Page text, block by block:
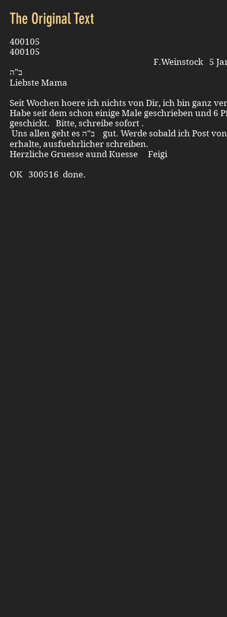
The Original Text
400105
F.Weinstock 5
Liebste Mama
Seit Wochen hoere ich nichts von Dir, ich bin ganz
Habe seit dem schon einige Male geschrieben und 6
geschickt. Bitte, schreibe sofort .
Uns allen geht es ב"ה gut. Werde sobald ich Post von Dir
erhalte, ausfuehrlicher schreiben.
Herzliche Gruesse aund Kuesse Feigi
OK 300516 done.